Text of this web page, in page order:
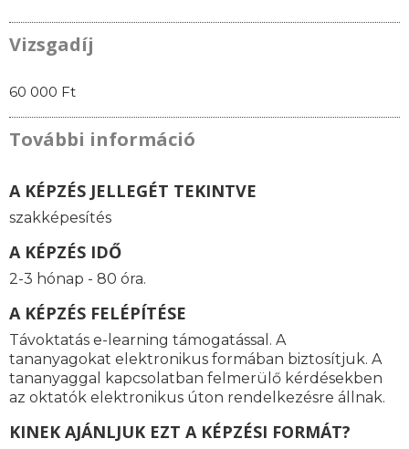
Vizsgadíj
60 000 Ft
További információ
A KÉPZÉS JELLEGÉT TEKINTVE
szakképesítés
A KÉPZÉS IDŐ
2-3 hónap - 80 óra.
A KÉPZÉS FELÉPÍTÉSE
Távoktatás e-learning támogatással. A
tananyagokat elektronikus formában biztosítjuk. A
tananyaggal kapcsolatban felmerülő kérdésekben
az oktatók elektronikus úton rendelkezésre állnak.
KINEK AJÁNLJUK EZT A KÉPZÉSI FORMÁT?